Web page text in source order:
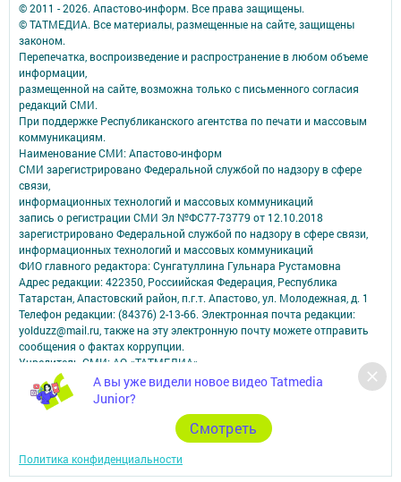
А вы уже видели новое видео Tatmedia
Junior?
Cмотреть
© 2011 - 2026. Апастово-информ. Все права защищены.
© ТАТМЕДИА. Все материалы, размещенные на сайте, защищены
законом.
Перепечатка, воспроизведение и распространение в любом объеме
информации,
размещенной на сайте, возможна только с письменного согласия
редакций СМИ.
При поддержке Республиканского агентства по печати и массовым
коммуникациям.
Наименование СМИ: Апастово-информ
СМИ зарегистрировано Федеральной службой по надзору в сфере
связи,
информационных технологий и массовых коммуникаций
запись о регистрации СМИ Эл №ФС77-73779 от 12.10.2018
зарегистрировано Федеральной службой по надзору в сфере связи,
информационных технологий и массовых коммуникаций
ФИО главного редактора: Сунгатуллина Гульнара Рустамовна
Адрес редакции: 422350, Россиийская Федерация, Республика
Татарстан, Апастовский район, п.г.т. Апастово, ул. Молодежная, д. 1
Телефон редакции: (84376) 2-13-66. Электронная почта редакции:
yolduzz@mail.ru, также на эту электронную почту можете отправить
сообщения о фактах коррупции.
Учредитель СМИ: АО «ТАТМЕДИА»
Антикоррупционная политика
АО «ТАТМЕДИА» использует «cookie»для персонализации сервисов и
удобства пользователей сайтом.
Использование «cookie» можно отменить в настройках браузера.
Политика конфиденциальности